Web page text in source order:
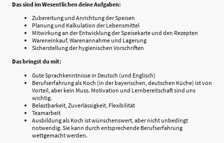
Das sind im Wesentlichen deine Aufgaben:
Zubereitung und Anrichtung der Speisen
Planung und Kalkulation der Lebensmittel
Mitwirkung an der Entwicklung der Speisekarte und den Rezepten
Wareneinkauf, Warenannahme und Lagerung
Sicherstellung der hygienischen Vorschriften
Das bringst du mit:
Gute Sprachkenntnisse in Deutsch (und Englisch)
Berufserfahrung als Koch (in der bayerischen, deutschen Küche) ist von
Vorteil, aber kein Muss. Motivation und Lernbereitschaft sind uns
wichtig.
Belastbarkeit, Zuverlässigkeit, Flexibilität
Teamarbeit
Ausbildung als Koch ist wünschenswert, aber nicht unbedingt
notwendig. Sie kann durch entsprechende Berufserfahrung
wettgemacht werden.